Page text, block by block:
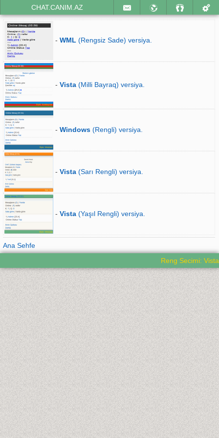
CHAT.CANIM.AZ
- WML (Rengsiz Sade) versiya.
- Vista (Milli Bayraq) versiya.
- Windows (Rengli) versiya.
- Vista (Sarı Rengli) versiya.
- Vista (Yaşıl Rengli) versiya.
Ana Sehfe
Reng Secimi: Vista